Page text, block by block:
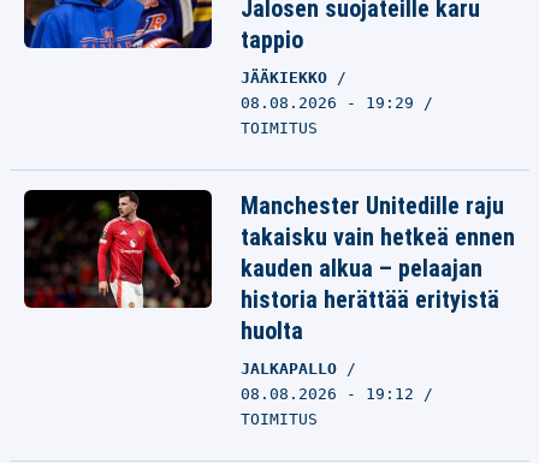
Jalosen suojateille karu
tappio
JÄÄKIEKKO
08.08.2026 - 19:29
TOIMITUS
Manchester Unitedille raju
takaisku vain hetkeä ennen
kauden alkua – pelaajan
historia herättää erityistä
huolta
JALKAPALLO
08.08.2026 - 19:12
TOIMITUS